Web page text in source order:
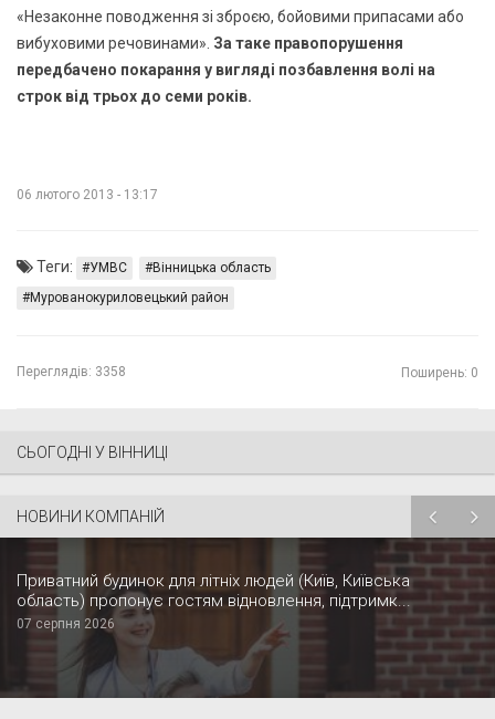
«Незаконне поводження зі зброєю, бойовими припасами або
вибуховими речовинами». За таке правопорушення
передбачено покарання у вигляді позбавлення волі на
строк від трьох до семи років.
06 лютого 2013 - 13:17
Теги: УМВС
Вінницька область
Мурованокуриловецький район
Переглядів: 3358 Поширень: 0
СЬОГОДНІ У ВІННИЦІ
НОВИНИ КОМПАНІЙ
Приватний будинок для літніх людей (Київ, Київська
область) пропонує гостям відновлення, підтримк...
07 серпня 2026